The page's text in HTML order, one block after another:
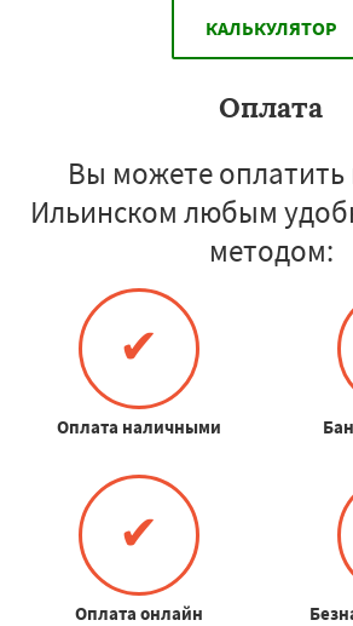
КАЛЬКУЛЯТОР
Оплата
Вы можете
Ильинском любым
методом:
✔
Оплата наличными
✔
Оплата онлайн